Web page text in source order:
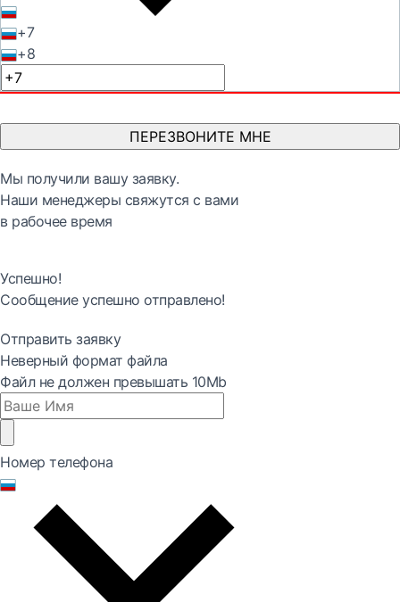
+7
+8
ПЕРЕЗВОНИТЕ МНЕ
Мы получили вашу заявку.
Наши менеджеры свяжутся с вами
в рабочее время
Успешно!
Сообщение успешно отправлено!
Отправить заявку
Неверный формат файла
Файл не должен превышать 10Mb
Номер телефона